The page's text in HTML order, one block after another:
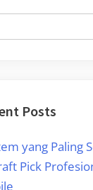
Posts
yang Paling
Pick